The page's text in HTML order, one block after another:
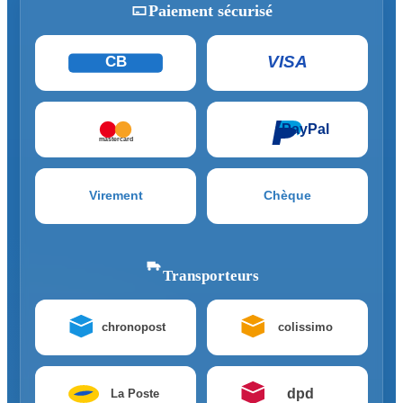
Paiement sécurisé
CB VISA
mastercard
PayPal
Virement Chèque
Transporteurs
chronopost colissimo
La Poste dpd